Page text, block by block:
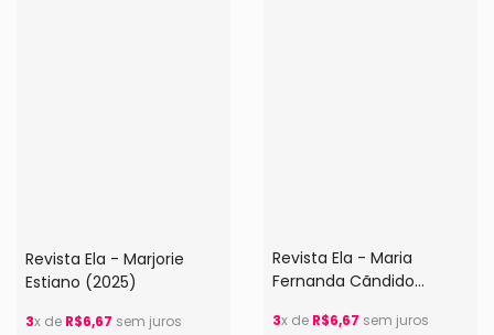
Revista Ela - Marjorie
Estiano (2025)
3x de R$6,67 sem juros
Revista Ela - Maria
Fernanda Cãndido
3x de R$6,67 sem juros